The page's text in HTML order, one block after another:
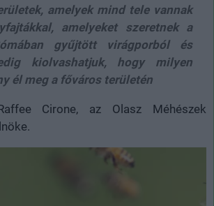
amelyek mind tele vannak
amelyeket szeretnek a
gyűjtött virágporból és
kiolvashatjuk, hogy milyen
él meg a főváros területén
Cirone, az Olasz Méhészek